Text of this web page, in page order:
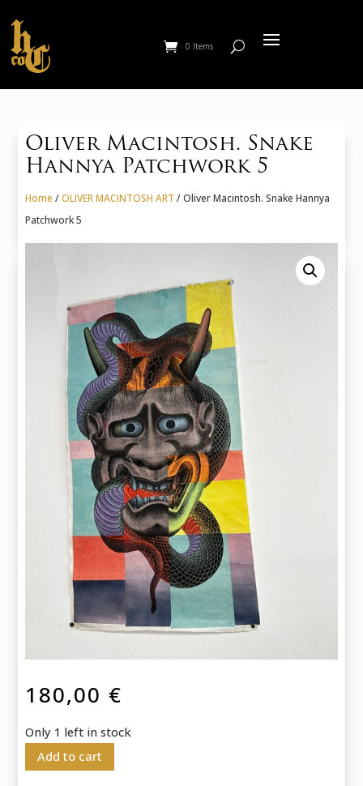
0 Items
Oliver Macintosh. Snake
Hannya Patchwork 5
Home /OLIVER MACINTOSH ART / Oliver Macintosh. Snake Hannya
Patchwork 5
180,00 €
Only 1 left in stock
Add to cart